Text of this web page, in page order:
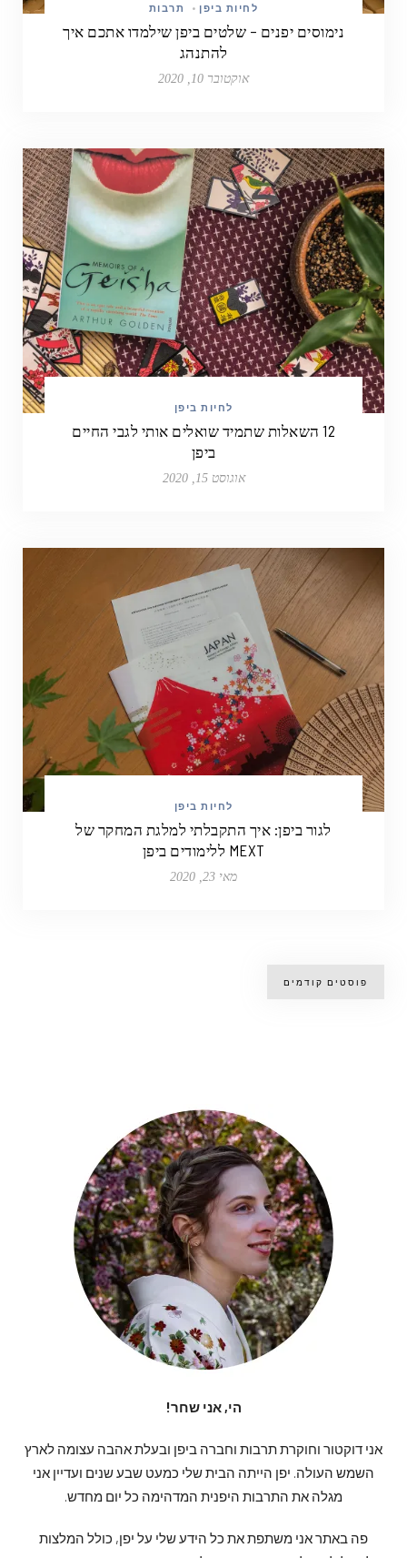
לחיות ביפן • תרבות
נימוסים יפנים – שלטים ביפן שילמדו אתכם איך
להתנהג
אוקטובר 10, 2020
לחיות ביפן
12 השאלות שתמיד שואלים אותי לגבי החיים
ביפן
אוגוסט 15, 2020
לחיות ביפן
לגור ביפן: איך התקבלתי למלגת המחקר של
MEXT ללימודים ביפן
מאי 23, 2020
פוסטים קודמים
הי, אני שחר!
אני דוקטור וחוקרת תרבות וחברה ביפן ובעלת אהבה עצומה לארץ
השמש העולה. יפן הייתה הבית שלי כמעט שבע שנים ועדיין אני
מגלה את התרבות היפנית המדהימה כל יום מחדש.
פה באתר אני משתפת את כל הידע שלי על יפן, כולל המלצות